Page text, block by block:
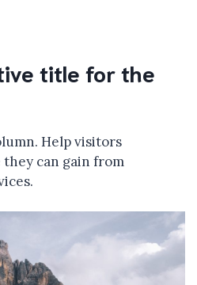
title for the
Help visitors
can gain from